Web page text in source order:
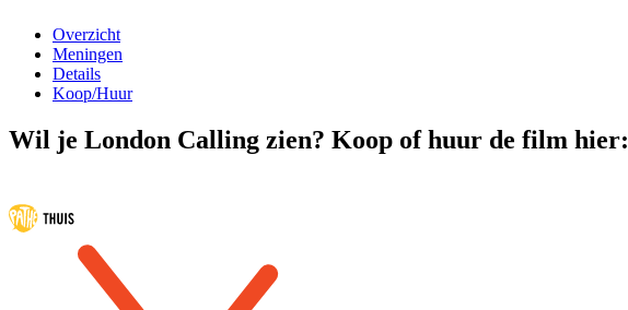
Overzicht
Meningen
Details
Koop/Huur
Wil je London Calling zien? Koop of huur de film hier: